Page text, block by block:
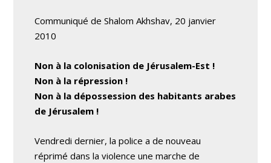
Communiqué de Shalom Akhshav, 20 janvier
2010
Non à la colonisation de Jérusalem-Est !
Non à la répression !
Non à la dépossession des habitants arabes
de Jérusalem !
Vendredi dernier, la police a de nouveau
réprimé dans la violence une marche de